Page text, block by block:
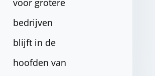
voor grotere
bedrijven
blijft in de
hoofden van